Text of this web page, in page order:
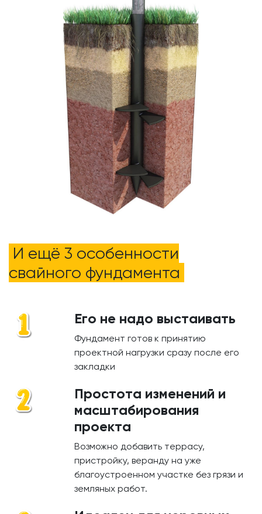
И ещё 3 особенности
свайного фундамента
Его не надо выстаивать
Фундамент готов к принятию
проектной нагрузки сразу после его
закладки
Простота изменений и
масштабирования
проекта
Возможно добавить террасу,
пристройку, веранду на уже
благоустроенном участке без грязи и
земляных работ.